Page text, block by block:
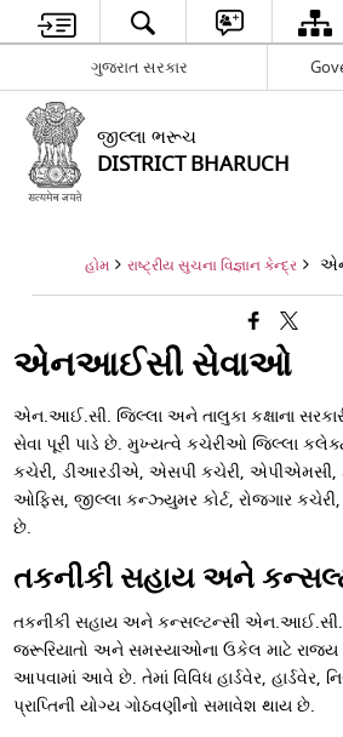
ગુજરાત સરકાર
જીલ્લા ભરૂચ
DISTRICT BHARUCH
હોમ રાષ્ટ્રીય સુચના વિજ્ઞાન કેન્દ્ર
એનઆઈસી સેવાઓ
એન.આઈ.સી. જિલ્લા અને તાલુકા કક્ષાના
સેવા પૂરી પાડે છે. મુખ્યત્વે કચેરીઓ જિલ્લા
કચેરી, ડીઆરડીએ, એસપી કચેરી,
ઓફિસ, જીલ્લા કન્ઝ્યુમર કોર્ટ, રોજગાર કચેરી,
છે.
તકનીકી સહાય અને
તકનીકી સહાય અને કન્સલ્ટન્સી એન.આઈ.સી.
જરૂરિયાતો અને સમસ્યાઓના ઉકેલ માટે રાજ્ય
આપવામાં આવે છે. તેમાં વિવિધ હાર્ડવેર, હાર્ડવેર,
પ્રાપ્તિની યોગ્ય ગોઠવણીનો સમાવેશ થાય છે.